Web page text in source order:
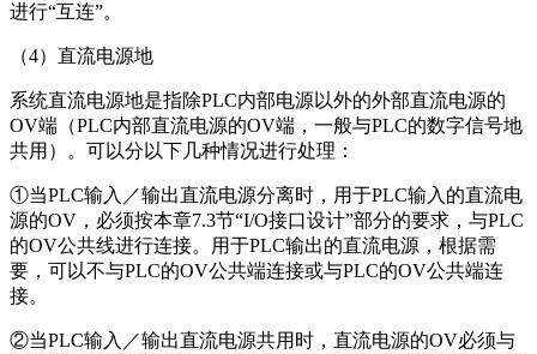
进行“互连”。
（4）直流电源地
系统直流电源地是指除PLC内部电源以外的外部直流电源的
OV端（PLC内部直流电源的OV端，一般与PLC的数字信号地
共用）。可以分以下几种情况进行处理：
①当PLC输入／输出直流电源分离时，用于PLC输入的直流电
源的OV，必须按本章7.3节“I/O接口设计”部分的要求，与PLC
的OV公共线进行连接。用于PLC输出的直流电源，根据需
要，可以不与PLC的OV公共端连接或与PLC的OV公共端连
接。
②当PLC输入／输出直流电源共用时，直流电源的OV必须与